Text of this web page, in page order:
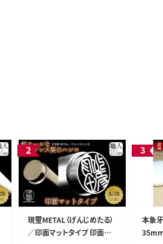
現璽METAL（げんじめたる）
／印面マットタイプ 印面直
本象